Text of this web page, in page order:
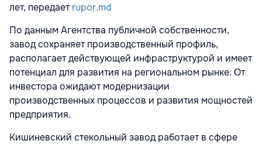
лет, передаетrupor.md
По данным Агентства публичной собственности,
завод сохраняет производственный профиль,
располагает действующей инфраструктурой и имеет
потенциал для развития на региональном рынке. От
инвестора ожидают модернизации
производственных процессов и развития мощностей
предприятия.
Кишиневский стекольный завод работает в сфере